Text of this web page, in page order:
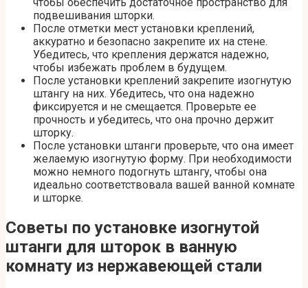
подвешивания шторки.
После отметки мест установки креплений,
аккуратно и безопасно закрепите их на стене.
Убедитесь, что крепления держатся надежно,
чтобы избежать проблем в будущем.
После установки креплений закрепите изогнутую
штангу на них. Убедитесь, что она надежно
фиксируется и не смещается. Проверьте ее
прочность и убедитесь, что она прочно держит
шторку.
После установки штанги проверьте, что она имеет
желаемую изогнутую форму. При необходимости
можно немного подогнуть штангу, чтобы она
идеально соответствовала вашей ванной комнате
и шторке.
Советы по установке изогнутой
штанги для шторок в ванную
комнату из нержавеющей стали